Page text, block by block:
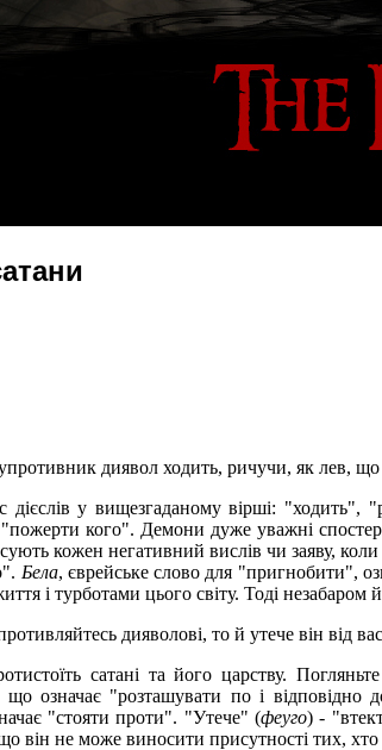
диявол ходить, ричучи, як лев,
дієслів у вищезгаданому вірші:
кого". Демони дуже уважні
кожен негативний вислів чи заяву,
Бела, єврейське слово для "пригнобити",
і турботами цього світу. Тоді
дияволові, то й утече він від
сатані та його царству.
що означає "розташувати по і
"стояти проти". "Утече" (феуго) -
він не може виносити присутності тих,